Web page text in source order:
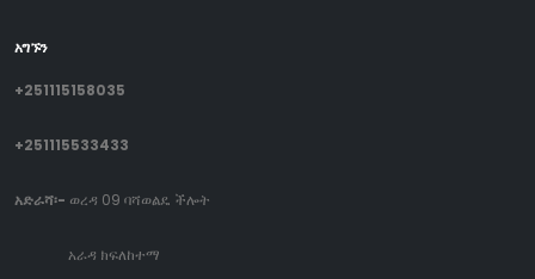
አግኙን
+251115158035
+251115533433
አድራሻ፡- ወረዳ 09 ባሻወልዴ ችሎት
አራዳ ክፍለከተማ